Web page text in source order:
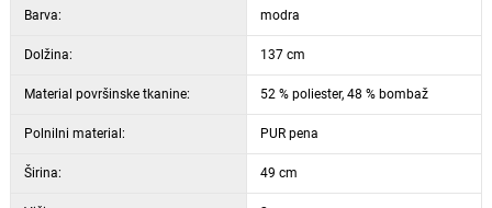
Barva: modra
Dolžina: 137 cm
Material površinske tkanine: 52 % poliester, 48 % bombaž
Polnilni material: PUR pena
Širina: 49 cm